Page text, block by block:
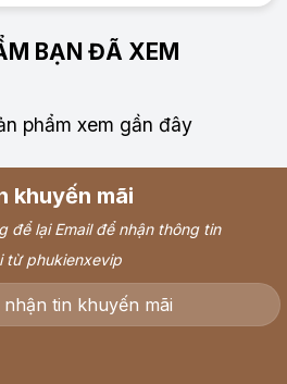
BẠN ĐÃ XEM
phẩm xem gần đây
khuyến mãi
để lại Email để nhận thông tin
từ phukienxevip